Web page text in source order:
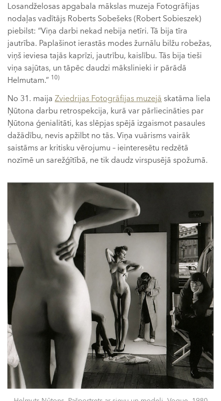
Losandželosas apgabala mākslas muzeja Fotogrāfijas
nodaļas vadītājs Roberts Sobešeks (Robert Sobieszek)
piebilst: “Viņa darbi nekad nebija netīri. Tā bija tīra
jautrība. Paplašinot ierastās modes žurnālu bilžu robežas,
viņš ieviesa tajās kaprīzi, jautrību, kaislību. Tās bija tieši
viņa sajūtas, un tāpēc daudzi mākslinieki ir pārādā
Helmutam.” 10)
No 31. maija Zviedrijas Fotogrāfijas muzejāskatāma liela
Ņūtona darbu retrospekcija, kurā var pārliecināties par
Ņūtona ģenialitāti, kas slēpjas spējā izgaismot pasaules
dažādību, nevis apžilbt no tās. Viņa vuārisms vairāk
saistāms ar kritisku vērojumu – ieinteresētu redzētā
nozīmē un sarežģītībā, ne tik daudz virspusējā spožumā.